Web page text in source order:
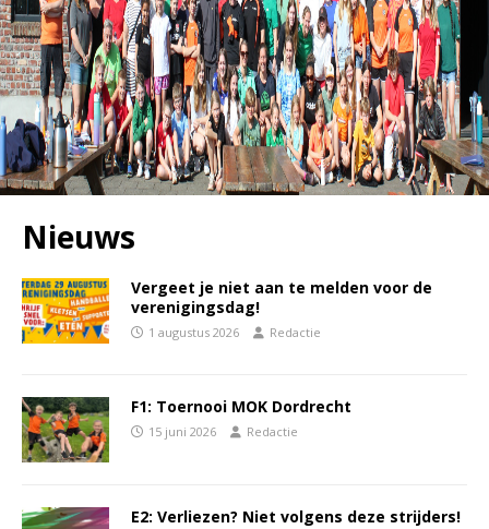
Nieuws
Vergeet je niet aan te melden voor de
verenigingsdag!
1 augustus 2026 Redactie
F1: Toernooi MOK Dordrecht
15 juni 2026 Redactie
E2: Verliezen? Niet volgens deze strijders!